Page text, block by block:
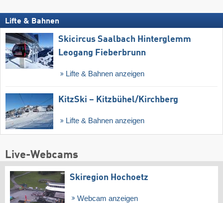
Lifte & Bahnen
Skicircus Saalbach Hinterglemm
Leogang Fieberbrunn
Lifte & Bahnen anzeigen
KitzSki – Kitzbühel/​Kirchberg
Lifte & Bahnen anzeigen
Live-Webcams
Skiregion Hochoetz
Webcam anzeigen